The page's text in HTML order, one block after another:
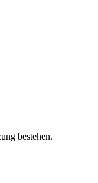
bestehen.